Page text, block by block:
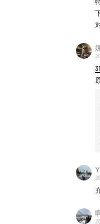
定的
22个
曲
The
area
构，
意识